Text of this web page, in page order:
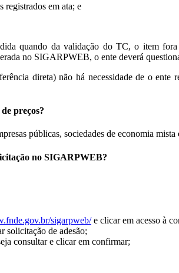
registrados em ata; e
quando da validação do TC, o item
no SIGARPWEB, o ente deverá
direta) não há necessidade de o
preços?
públicas, sociedades de economia
no SIGARPWEB?
sigarpweb/e clicar em acesso à
solicitação de adesão;
consultar e clicar em confirmar;